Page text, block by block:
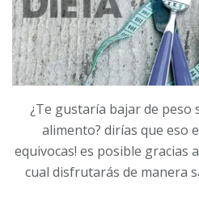
¿Te gustaría bajar de
alimento? dirías que eso
equivocas! es posible gracias
cual disfrutarás de manera